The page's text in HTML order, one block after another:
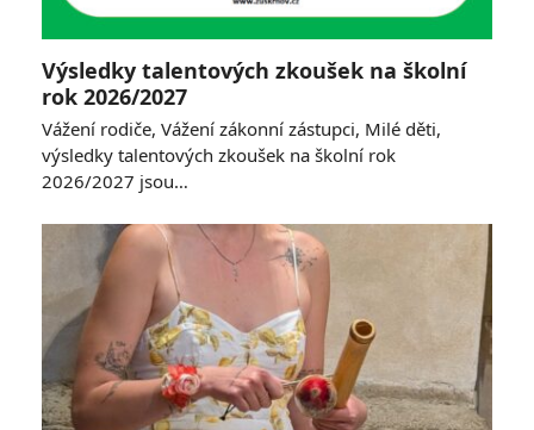
Výsledky talentových zkoušek na školní
rok 2026/2027
Vážení rodiče, Vážení zákonní zástupci, Milé děti,
výsledky talentových zkoušek na školní rok
2026/2027 jsou…